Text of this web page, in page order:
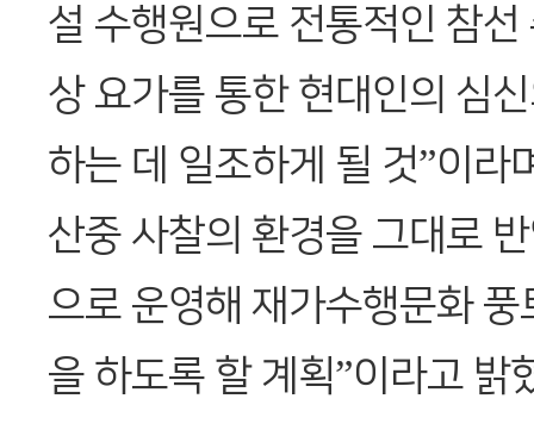
설 수행원으로 전통적인 참선
상 요가를 통한 현대인의 심
하는 데 일조하게 될 것”이라
산중 사찰의 환경을 그대로
으로 운영해 재가수행문화 풍
을 하도록 할 계획”이라고 밝